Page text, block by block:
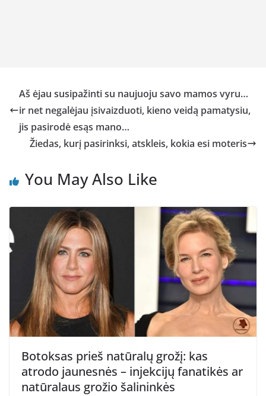
Aš ėjau susipažinti su naujuoju savo mamos vyru…
ir net negalėjau įsivaizduoti, kieno veidą pamatysiu,
jis pasirodė esąs mano…
Žiedas, kurį pasirinksi, atskleis, kokia esi moteris
You May Also Like
Botoksas prieš natūralų grožį: kas
atrodo jaunesnės – injekcijų fanatikės ar
natūralaus grožio šalininkės